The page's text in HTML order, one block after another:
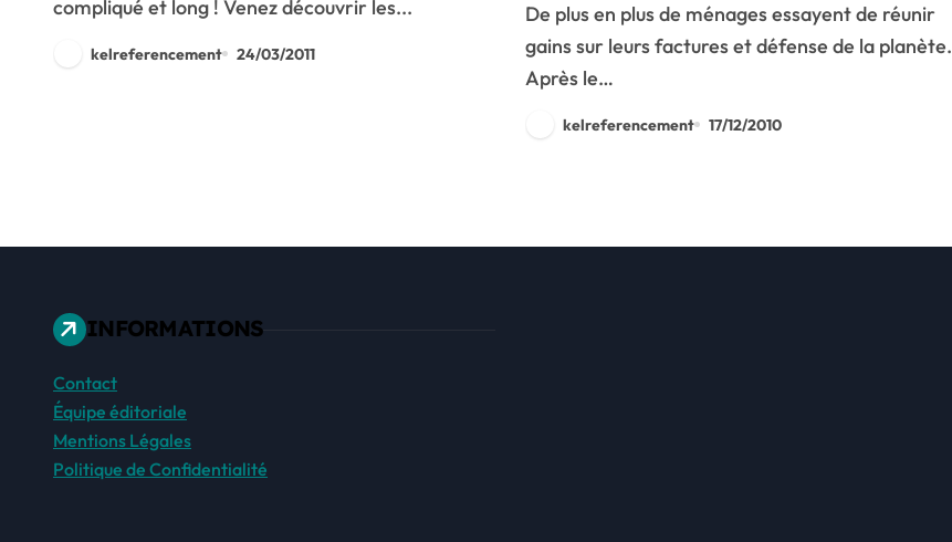
compliqué et long ! Venez découvrir les...
kelreferencement 24/03/2011
De plus en plus de ménages essayent de réunir
gains sur leurs factures et défense de la planète.
Après le…
kelreferencement 17/12/2010
INFORMATIONS
Contact
Équipe éditoriale
Mentions Légales
Politique de Confidentialité